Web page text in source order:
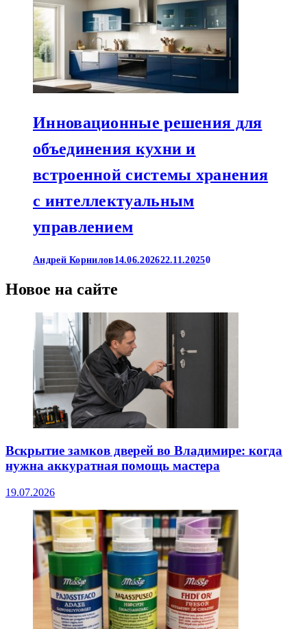
Инновационные решения для
объединения кухни и
встроенной системы хранения
с интеллектуальным
управлением
Андрей Корнилов 14.06.202622.11.20250
Новое на сайте
Вскрытие замков дверей во Владимире: когда
нужна аккуратная помощь мастера
19.07.2026